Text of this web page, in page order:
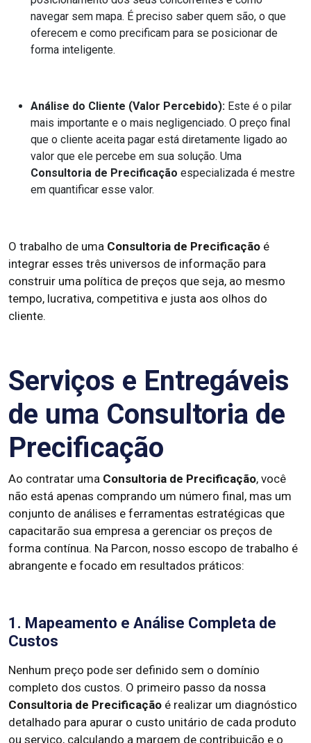
navegar sem mapa. É preciso saber quem são, o que
oferecem e como precificam para se posicionar de
forma inteligente.
Análise do Cliente (Valor Percebido): Este é o pilar
mais importante e o mais negligenciado. O preço final
que o cliente aceita pagar está diretamente ligado ao
valor que ele percebe em sua solução. Uma
Consultoria de Precificação especializada é mestre
em quantificar esse valor.
O trabalho de uma Consultoria de Precificação é
integrar esses três universos de informação para
construir uma política de preços que seja, ao mesmo
tempo, lucrativa, competitiva e justa aos olhos do
cliente.
Serviços e Entregáveis
de uma Consultoria de
Precificação
Ao contratar uma Consultoria de Precificação, você
não está apenas comprando um número final, mas um
conjunto de análises e ferramentas estratégicas que
capacitarão sua empresa a gerenciar os preços de
forma contínua. Na Parcon, nosso escopo de trabalho é
abrangente e focado em resultados práticos:
1. Mapeamento e Análise Completa de
Custos
Nenhum preço pode ser definido sem o domínio
completo dos custos. O primeiro passo da nossa
Consultoria de Precificação é realizar um diagnóstico
detalhado para apurar o custo unitário de cada produto
ou serviço, calculando a margem de contribuição e o